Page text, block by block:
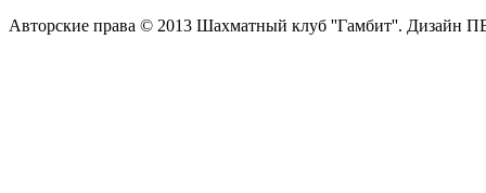
Авторские права © 2013 Шахматный клуб ''Гамбит''. Дизайн